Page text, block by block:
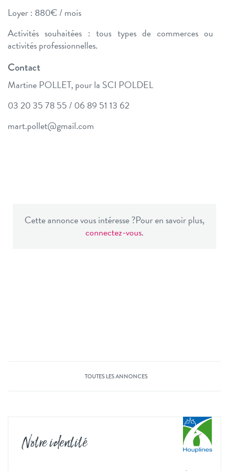
Loyer : 880€ / mois
Activités souhaitées : tous types de commerces ou
activités professionnelles.
Contact
Martine POLLET, pour la SCI POLDEL
03 20 35 78 55 / 06 89 51 13 62
mart.pollet@gmail.com
Cette annonce vous intéresse ?Pour en savoir plus,
connectez-vous.
TOUTES LES ANNONCES
Notre identité